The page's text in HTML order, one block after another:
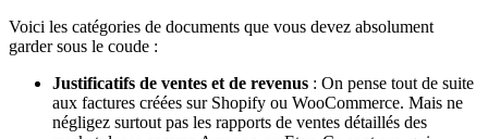
Voici les catégories de documents que vous devez absolument
garder sous le coude :
Justificatifs de ventes et de revenus : On pense tout de suite
aux factures créées sur Shopify ou WooCommerce. Mais ne
négligez surtout pas les rapports de ventes détaillés des